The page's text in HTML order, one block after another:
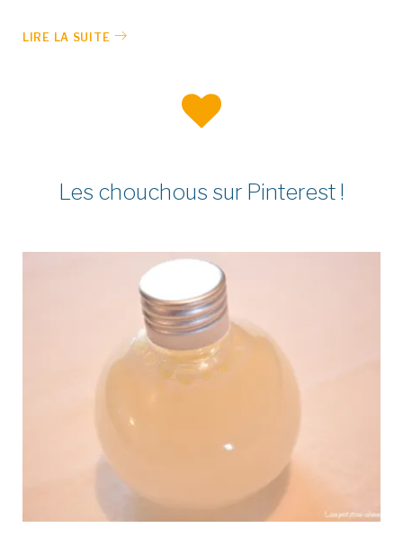
LIRE LA SUITE
Les chouchous sur Pinterest !